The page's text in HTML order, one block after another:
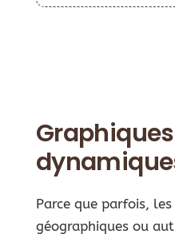
Graphiques
Parce que parfois,
géographiques ou